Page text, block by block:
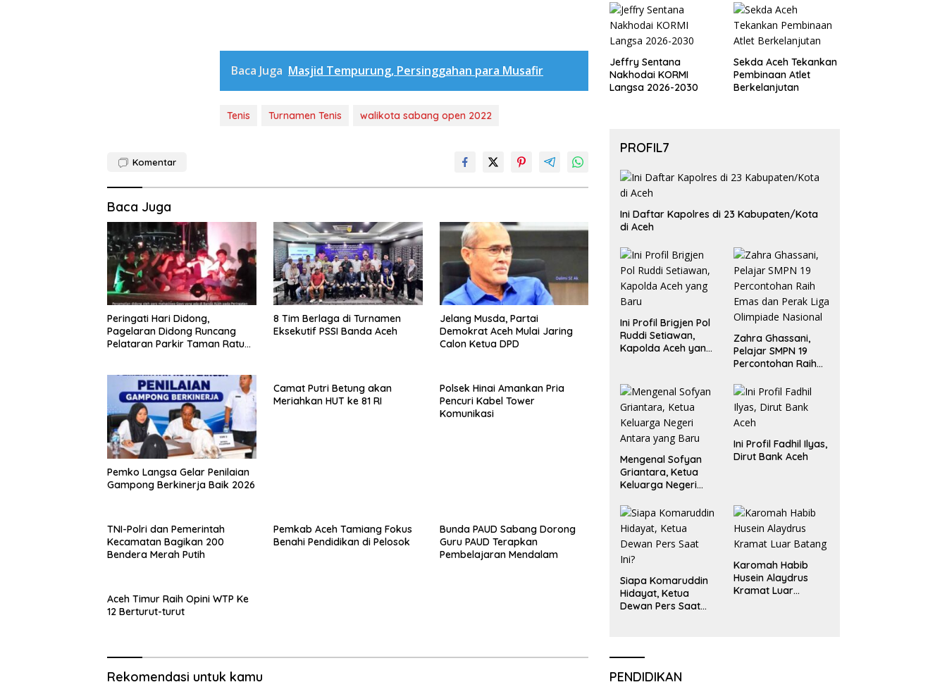
Baca Juga Masjid Tempurung, Persinggahan para Musafir
Tenis Turnamen Tenis walikota sabang open 2022
Komentar
Baca Juga
Peringati Hari Didong,
Pagelaran Didong Runcang
Pelataran Parkir Taman Ratu
8 Tim Berlaga di Turnamen
Eksekutif PSSI Banda Aceh
Jelang Musda, Partai
Demokrat Aceh Mulai Jaring
Calon Ketua DPD
Pemko Langsa Gelar Penilaian
Gampong Berkinerja Baik 2026
Camat Putri Betung akan
Meriahkan HUT ke 81 RI
Polsek Hinai Amankan Pria
Pencuri Kabel Tower
Komunikasi
TNI-Polri dan Pemerintah
Kecamatan Bagikan 200
Bendera Merah Putih
Pemkab Aceh Tamiang Fokus
Benahi Pendidikan di Pelosok
Bunda PAUD Sabang Dorong
Guru PAUD Terapkan
Pembelajaran Mendalam
Aceh Timur Raih Opini WTP Ke
12 Berturut-turut
Rekomendasi untuk kamu
Perdelapan final Piala
Dunia 2026
Jeffry Sentana
Nakhodai KORMI
Langsa 2026-2030
Sekda Aceh Tekankan
Pembinaan Atlet
Berkelanjutan
PROFIL7
Ini Daftar Kapolres di 23 Kabupaten/Kota
di Aceh
Ini Profil Brigjen Pol
Ruddi Setiawan,
Kapolda Aceh yang
Zahra Ghassani,
Pelajar SMPN 19
Percontohan Raih
Liga Olimpiade
Nasional
Mengenal Sofyan
Griantara, Ketua
Keluarga Negeri
Ini Profil Fadhil Ilyas,
Dirut Bank Aceh
Siapa Komaruddin
Hidayat, Ketua
Dewan Pers Saat
Karomah Habib
Husein Alaydrus
Kramat Luar
PENDIDIKAN